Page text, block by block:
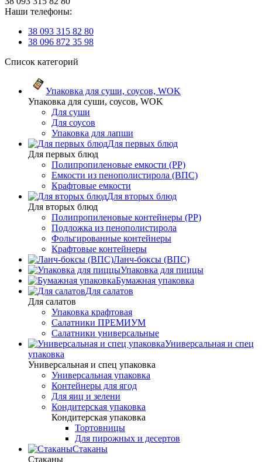
Наши телефоны:
38 093 315 82 80
38 096 872 35 98
Список категорий
Упаковка для суши, соусов, WOK
Упаковка для суши, соусов, WOK
Для суши
Для соусов
Упаковка для лапши
Для первых блюд
Для первых блюд
Полипропиленовые емкости (PP)
Емкости из пенополистирола (ВПС)
Крафтовые емкости
Для вторых блюд
Для вторых блюд
Полипропиленовые контейнеры (PP)
Подложка из пенополистирола
Фольгированные контейнеры
Крафтовые контейнеры
Ланч-боксы (ВПС)
Упаковка для пиццы
Бумажная упаковка
Для салатов
Для салатов
Упаковка крафтовая
Салатники ПРЕМИУМ
Салатники универсальные
Универсальная и спец
упаковка
Универсальная и спец упаковка
Универсальная упаковка
Контейнеры для ягод
Для яиц и зелени
Кондитерская упаковка
Кондитерская упаковка
Тортовницы
Для пирожных и десертов
Стаканы
Стаканы